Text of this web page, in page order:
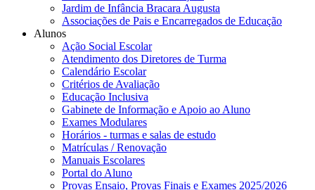
Jardim de Infância Bracara Augusta
Associações de Pais e Encarregados de Educação
Alunos
Ação Social Escolar
Atendimento dos Diretores de Turma
Calendário Escolar
Critérios de Avaliação
Educação Inclusiva
Gabinete de Informação e Apoio ao Aluno
Exames Modulares
Horários - turmas e salas de estudo
Matrículas / Renovação
Manuais Escolares
Portal do Aluno
Provas Ensaio, Provas Finais e Exames 2025/2026